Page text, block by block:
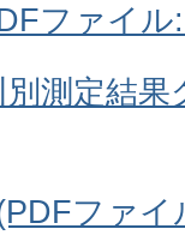
ファイル
測定結
ファイ